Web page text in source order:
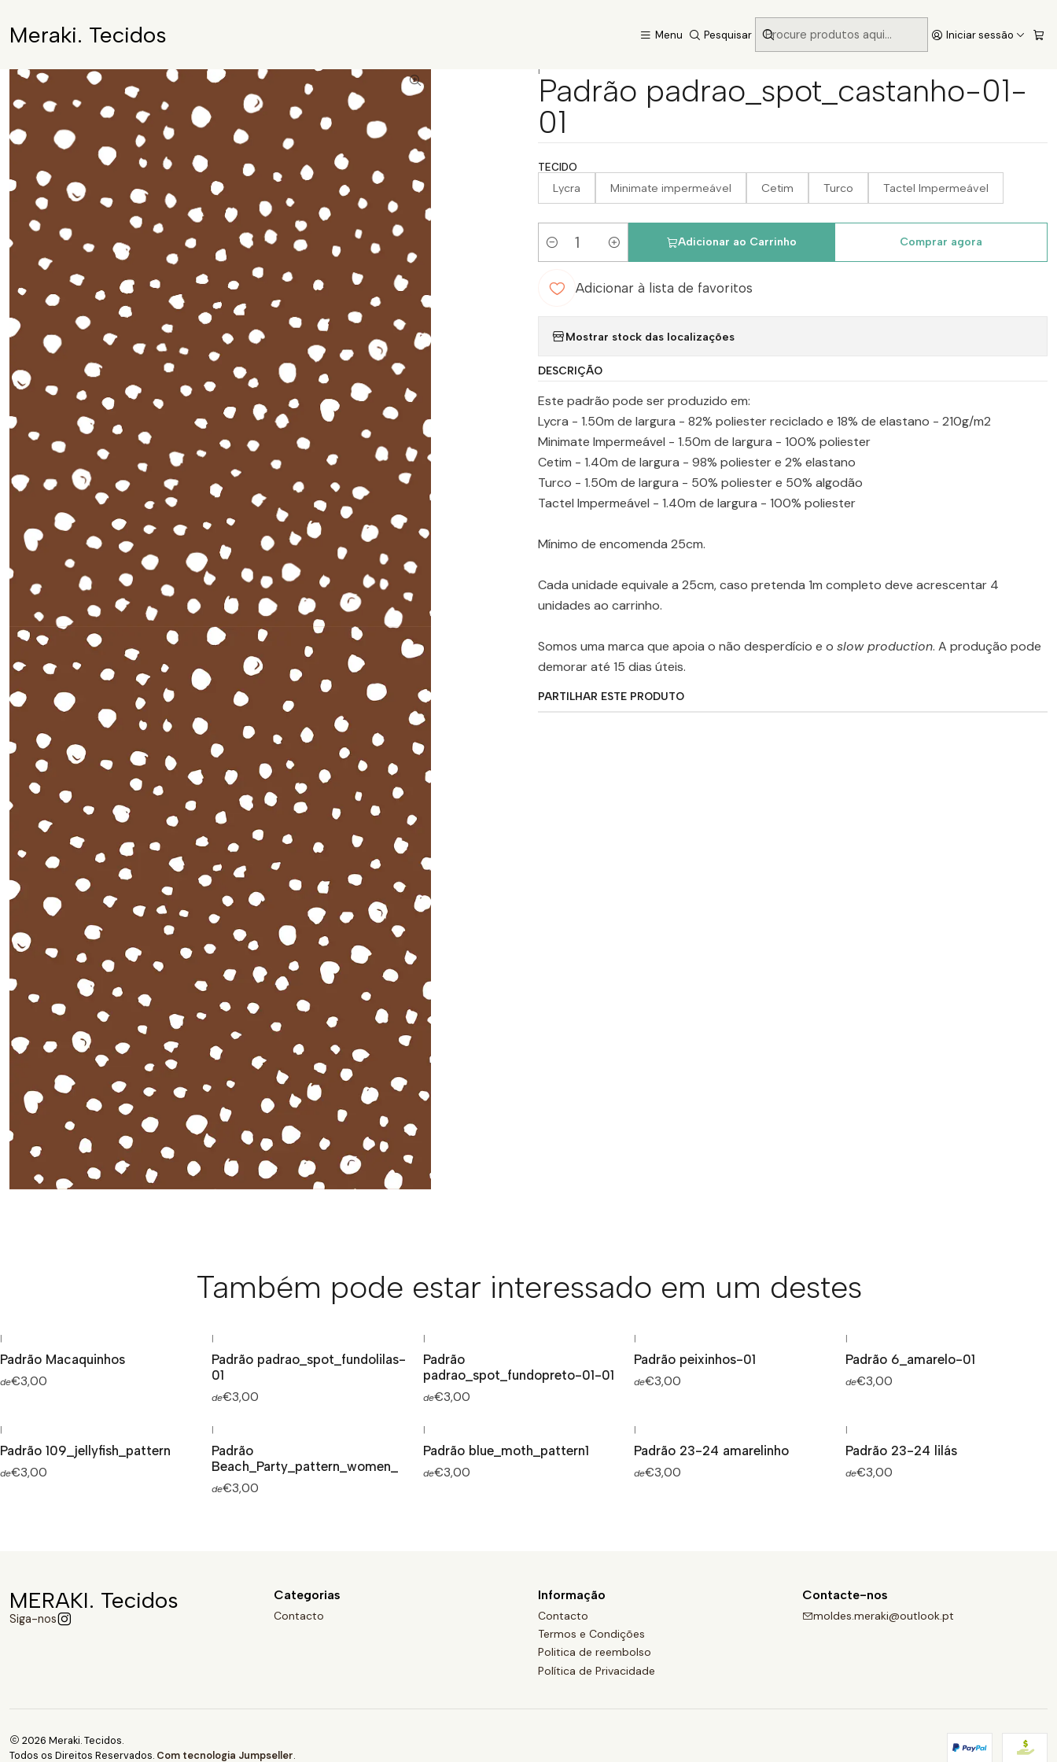
Meraki. Tecidos Menu Pesquisar Iniciar sessão
|
Padrão padrao_spot_castanho-01-
01
TECIDO
Lycra Minimate impermeável Cetim Turco Tactel Impermeável
Quantidade
Adicionar ao Carrinho Comprar agora
Adicionar à lista de favoritos
Mostrar stock das localizações
DESCRIÇÃO
Este padrão pode ser produzido em:
Lycra - 1.50m de largura - 82% poliester reciclado e 18% de elastano - 210g/m2
Minimate Impermeável - 1.50m de largura - 100% poliester
Cetim - 1.40m de largura - 98% poliester e 2% elastano
Turco - 1.50m de largura - 50% poliester e 50% algodão
Tactel Impermeável - 1.40m de largura - 100% poliester
Mínimo de encomenda 25cm.
Cada unidade equivale a 25cm, caso pretenda 1m completo deve acrescentar 4
unidades ao carrinho.
Somos uma marca que apoia o não desperdício e o slow production. A produção pode
demorar até 15 dias úteis.
PARTILHAR ESTE PRODUTO
Também pode estar interessado em um destes
|
Padrão Macaquinhos
de€3,00
|
Padrão padrao_spot_fundolilas-
01
de€3,00
|
Padrão
padrao_spot_fundopreto-01-01
de€3,00
|
Padrão peixinhos-01
de€3,00
|
Padrão 6_amarelo-01
de€3,00
|
Padrão 109_jellyfish_pattern
de€3,00
|
Padrão
Beach_Party_pattern_women_
de€3,00
|
Padrão blue_moth_pattern1
de€3,00
|
Padrão 23-24 amarelinho
de€3,00
|
Padrão 23-24 lilás
de€3,00
MERAKI. Tecidos
Siga-nos
Categorias
Contacto
Informação
Contacto
Termos e Condições
Politica de reembolso
Política de Privacidade
Contacte-nos
moldes.meraki@outlook.pt
2026 Meraki. Tecidos.
Todos os Direitos Reservados. Com tecnologia Jumpseller.